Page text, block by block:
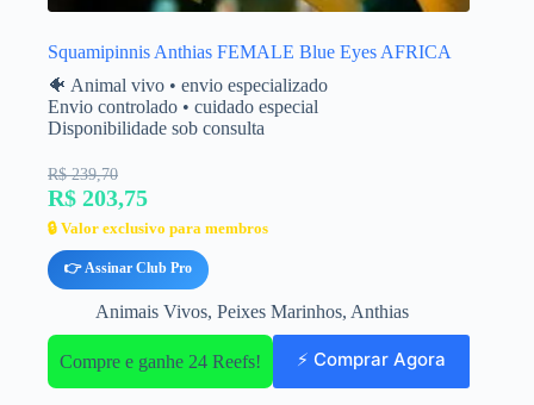
Squamipinnis Anthias FEMALE Blue Eyes AFRICA
🐠 Animal vivo • envio especializado
Envio controlado • cuidado especial
Disponibilidade sob consulta
R$ 239,70
R$ 203,75
🔒 Valor exclusivo para membros
👉 Assinar Club Pro
Animais Vivos, Peixes Marinhos, Anthias
Compre e ganhe 24 Reefs! ⚡ Comprar Agora